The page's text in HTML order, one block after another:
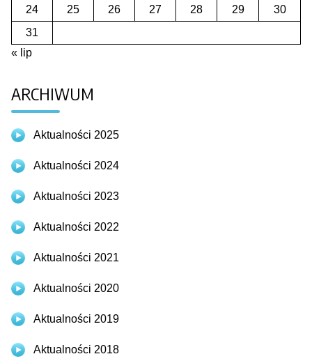
24 25 26 27 28 29
30
31
« lip
ARCHIWUM
Aktualności 2025
Aktualności 2024
Aktualności 2023
Aktualności 2022
Aktualności 2021
Aktualności 2020
Aktualności 2019
Aktualności 2018